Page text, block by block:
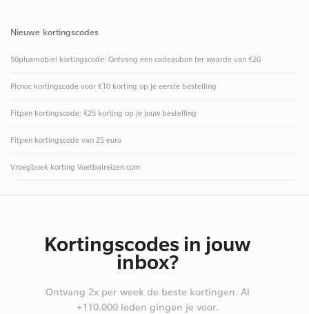
Nieuwe kortingscodes
50plusmobiel kortingscode: Ontvang een cadeaubon ter waarde van €20
Picnoc kortingscode voor €10 korting op je eerste bestelling
Fitpen kortingscode: €25 korting op je jouw bestelling
Fitpen kortingscode van 25 euro
Vroegboek korting Voetbalreizen.com
Kortingscodes in jouw
inbox?
Ontvang 2x per week de beste kortingen. Al
+110.000 leden gingen je voor.